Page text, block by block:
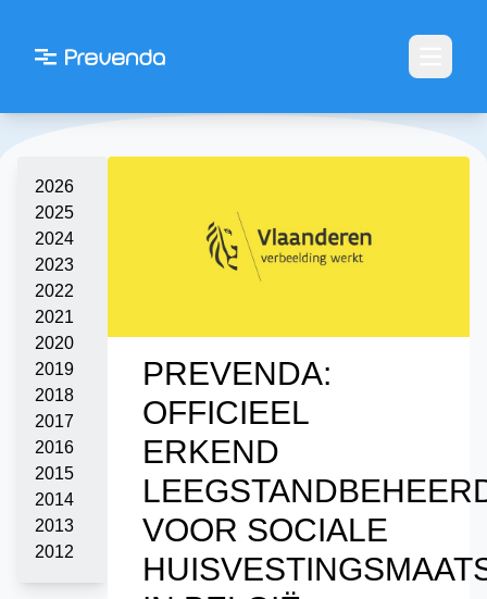
2026
2025
2024
2023
2022
2021
2020
2019
2018
2017
2016
2015
2014
2013
2012
PREVENDA:
OFFICIEEL
ERKEND
VOOR SOCIALE